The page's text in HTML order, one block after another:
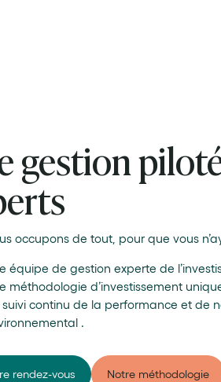
de
gestion
occupons de tout, pour que vous
équipe de gestion experte de
méthodologie d’investissement
suivi continu de la performance et de
.
rendez-vous Notre méthodologie